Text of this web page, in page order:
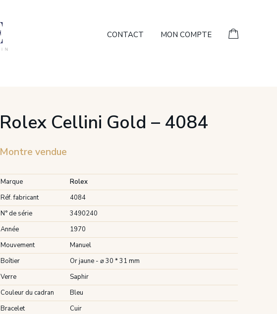
CONTACT MON COMPTE
Rolex Cellini Gold – 4084
Montre vendue
Marque
Rolex
Réf. fabricant
4084
N° de série
3490240
Année
1970
Mouvement
Manuel
Boîtier
Or jaune - ⌀ 30 * 31 mm
Verre
Saphir
Couleur du cadran
Bleu
Bracelet
Cuir